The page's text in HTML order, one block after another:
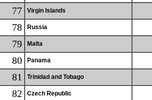
77 Virgin Islands
78 Russia
79 Malta
80 Panama
81 Trinidad and Tobago
82 Czech Republic